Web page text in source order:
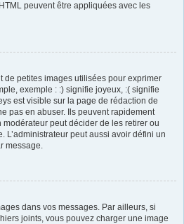
peuvent être appliquées avec les
de petites images utilisées pour exprimer
exemple : :) signifie joyeux, :( signifie
est visible sur la page de rédaction de
pas en abuser. Ils peuvent rapidement
peut décider de les retirer ou
L’administrateur peut aussi avoir défini un
message.
dans vos messages. Par ailleurs, si
joints, vous pouvez charger une image